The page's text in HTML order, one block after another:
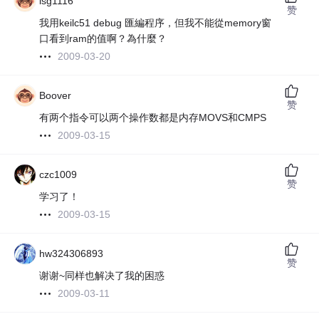
我用keilc51 debug 匯編程序，但我不能從memory窗
口看到ram的值啊？為什麼？
2009-03-20
赞
Boover
有两个指令可以两个操作数都是内存MOVS和CMPS
2009-03-15
赞
czc1009
学习了！
2009-03-15
赞
hw324306893
谢谢~同样也解决了我的困惑
2009-03-11
赞